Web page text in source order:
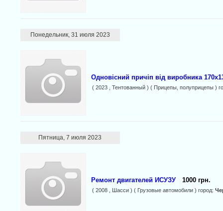
Понедельник, 31 июля 2023
Одновісний причіп від виробника
( 2023 , Тентованный ) ( Прицепы, полуприцепы )
Пятница, 7 июля 2023
Ремонт двигателей ИСУЗУ 1000 грн.
( 2008 , Шасси ) ( Грузовые автомобили ) город: